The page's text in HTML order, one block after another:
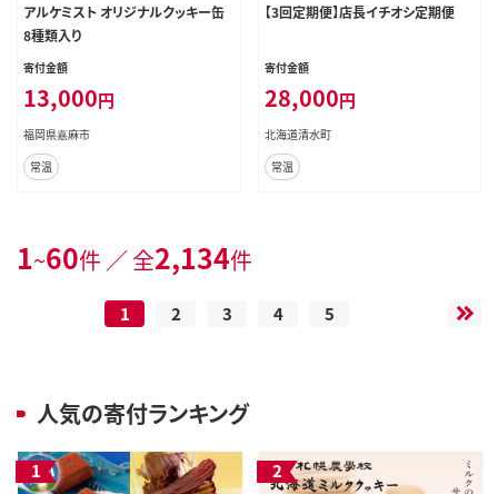
アルケミスト オリジナルクッキー缶
8種類入り
寄付金額
13,000円
福岡県嘉麻市
常温
【3回定期便】店長イチオシ定期便
寄付金額
28,000円
北海道清水町
常温
1~60件 ／ 全2,134件
1 2 3 4 5
人気の寄付ランキング